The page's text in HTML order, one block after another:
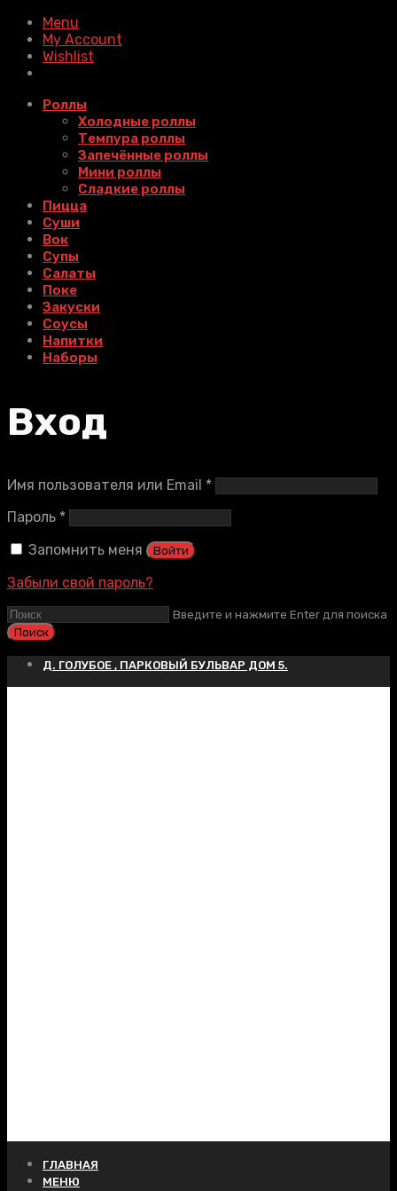
Menu
My Account
Wishlist
Роллы
Холодные роллы
Темпура роллы
Запечённые роллы
Мини роллы
Сладкие роллы
Пицца
Суши
Вок
Супы
Салаты
Поке
Закуски
Соусы
Напитки
Наборы
Вход
Имя пользователя или Email *Обязательно
Пароль *Обязательно
Запомнить меня
Войти
Забыли свой пароль?
Введите и нажмите Enter для поиска
Д. ГОЛУБОЕ , ПАРКОВЫЙ БУЛЬВАР ДОМ 5.
ГЛАВНАЯ
МЕНЮ